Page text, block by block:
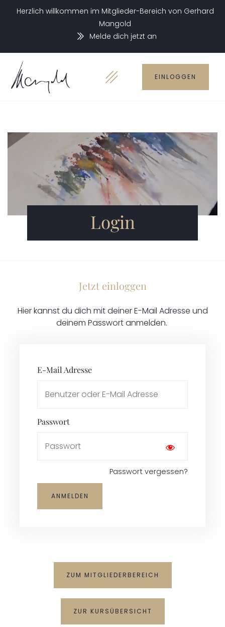
Herzlich willkommen im Mitglieder-Bereich von Gerhard
Mangold
Melde dich jetzt an
EINLOGGEN
Login
Jetzt einloggen
Hier kannst du dich mit deiner E-Mail Adresse und
deinem Passwort anmelden.
E-Mail Adresse
Passwort
Passwort vergessen?
ZUM MITGLIEDERBEREICH
ZUR KURSÜBERSICHT